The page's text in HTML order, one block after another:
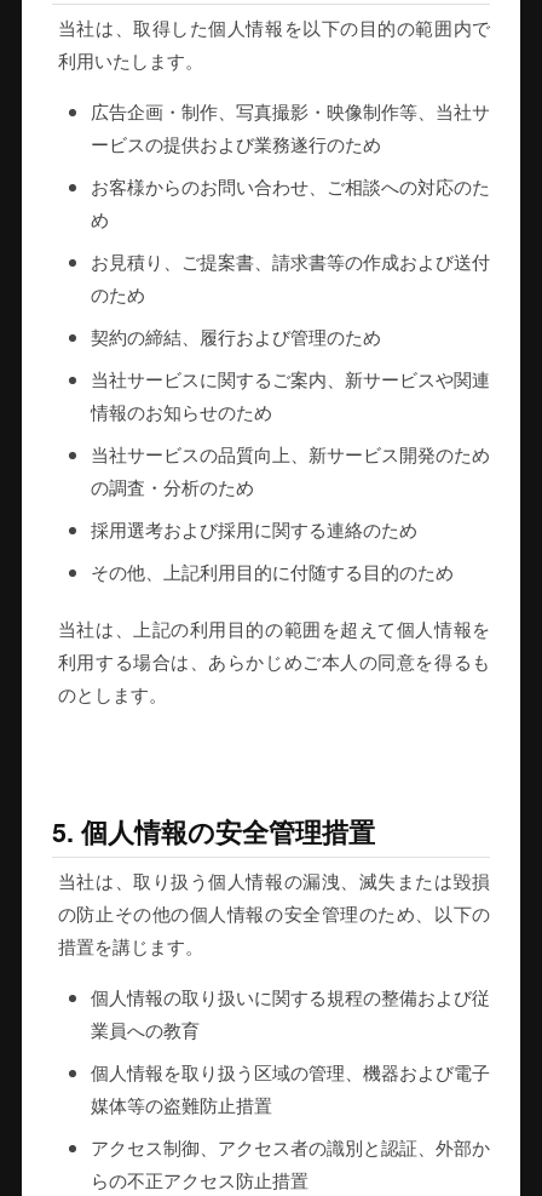
当社は、取得した個人情報を以下の目的の範囲内で
利用いたします。
広告企画・制作、写真撮影・映像制作等、当社サ
ービスの提供および業務遂行のため
お客様からのお問い合わせ、ご相談への対応のた
め
お見積り、ご提案書、請求書等の作成および送付
のため
契約の締結、履行および管理のため
当社サービスに関するご案内、新サービスや関連
情報のお知らせのため
当社サービスの品質向上、新サービス開発のため
の調査・分析のため
採用選考および採用に関する連絡のため
その他、上記利用目的に付随する目的のため
当社は、上記の利用目的の範囲を超えて個人情報を
利用する場合は、あらかじめご本人の同意を得るも
のとします。
5. 個人情報の安全管理措置
当社は、取り扱う個人情報の漏洩、滅失または毀損
の防止その他の個人情報の安全管理のため、以下の
措置を講じます。
個人情報の取り扱いに関する規程の整備および従
業員への教育
個人情報を取り扱う区域の管理、機器および電子
媒体等の盗難防止措置
アクセス制御、アクセス者の識別と認証、外部か
らの不正アクセス防止措置